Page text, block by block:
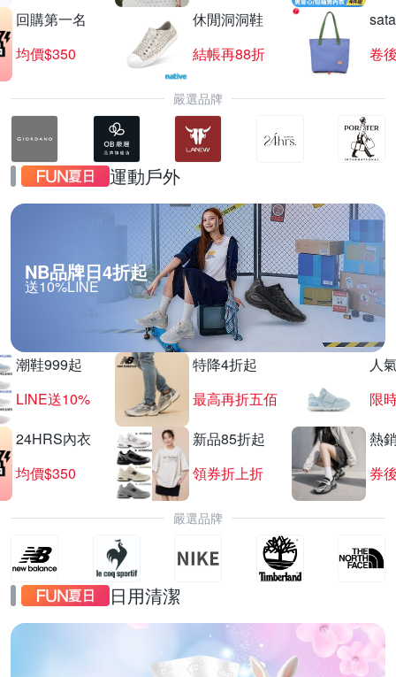
回購第一名
均價$350
休閒洞洞鞋
結帳再88折
卷
嚴選品牌
運動戶外
NB品牌日4折起
送10%LINE
潮鞋999起
LINE送10%
特降4折起
最高再折五佰
人
限
24HRS內衣
均價$350
新品85折起
領券折上折
熱
券
嚴選品牌
日用清潔